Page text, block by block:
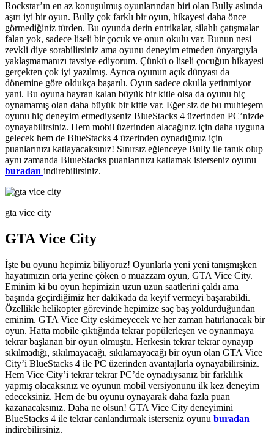
Rockstar’ın en az konuşulmuş oyunlarından biri olan Bully aslında
aşırı iyi bir oyun. Bully çok farklı bir oyun, hikayesi daha önce
görmediğiniz türden. Bu oyunda derin entrikalar, silahlı çatışmalar
falan yok, sadece liseli bir çocuk ve onun okulu var. Bunun nesi
zevkli diye sorabilirsiniz ama oyunu deneyim etmeden önyargıyla
yaklaşmamanızı tavsiye ediyorum. Çünkü o liseli çocuğun hikayesi
gerçekten çok iyi yazılmış. Ayrıca oyunun açık dünyası da
dönemine göre oldukça başarılı. Oyun sadece okulla yetinmiyor
yani. Bu oyuna hayran kalan büyük bir kitle olsa da oyunu hiç
oynamamış olan daha büyük bir kitle var. Eğer siz de bu muhteşem
oyunu hiç deneyim etmediyseniz BlueStacks 4 üzerinden PC’nizde
oynayabilirsiniz. Hem mobil üzerinden alacağınız için daha uyguna
gelecek hem de BlueStacks 4 üzerinden oynadığınız için
puanlarınızı katlayacaksınız! Sınırsız eğlenceye Bully ile tanık olup
aynı zamanda BluıeStacks puanlarınızı katlamak isterseniz oyunu
buradan indirebilirsiniz.
gta vice city
GTA Vice City
İşte bu oyunu hepimiz biliyoruz! Oyunlarla yeni yeni tanışmışken
hayatımızın orta yerine çöken o muazzam oyun, GTA Vice City.
Eminim ki bu oyun hepimizin uzun uzun saatlerini çaldı ama
başında geçirdiğimiz her dakikada da keyif vermeyi başarabildi.
Özellikle helikopter görevinde hepimize saç baş yoldurduğundan
eminim. GTA Vice City eskimeyecek ve her zaman hatırlanacak bir
oyun. Hatta mobile çıktığında tekrar popülerleşen ve oynanmaya
tekrar başlanan bir oyun olmuştu. Herkesin tekrar tekrar oynayıp
sıkılmadığı, sıkılmayacağı, sıkılamayacağı bir oyun olan GTA Vice
City’i BlueStacks 4 ile PC üzerinden avantajlarla oynayabilirsiniz.
Hem Vice City’i tekrar tekrar PC’de oynadıysanız bir farklılık
yapmış olacaksınız ve oyunun mobil versiyonunu ilk kez deneyim
edeceksiniz. Hem de bu oyunu oynayarak daha fazla puan
kazanacaksınız. Daha ne olsun! GTA Vice City deneyimini
BlueStacks 4 ile tekrar canlandırmak isterseniz oyunu buradan
indirebilirsiniz.